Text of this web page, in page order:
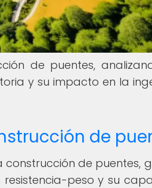
de puentes,
y su impacto en la
de
de puentes,
peso y su